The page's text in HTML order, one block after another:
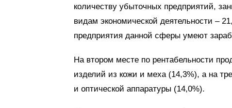
количеству убыточных предприятий,
видам экономической деятельности –
предприятия данной сферы умеют
На втором месте по рентабельности
изделий из кожи и меха (14,3%), а на
и оптической аппаратуры (14,0%).